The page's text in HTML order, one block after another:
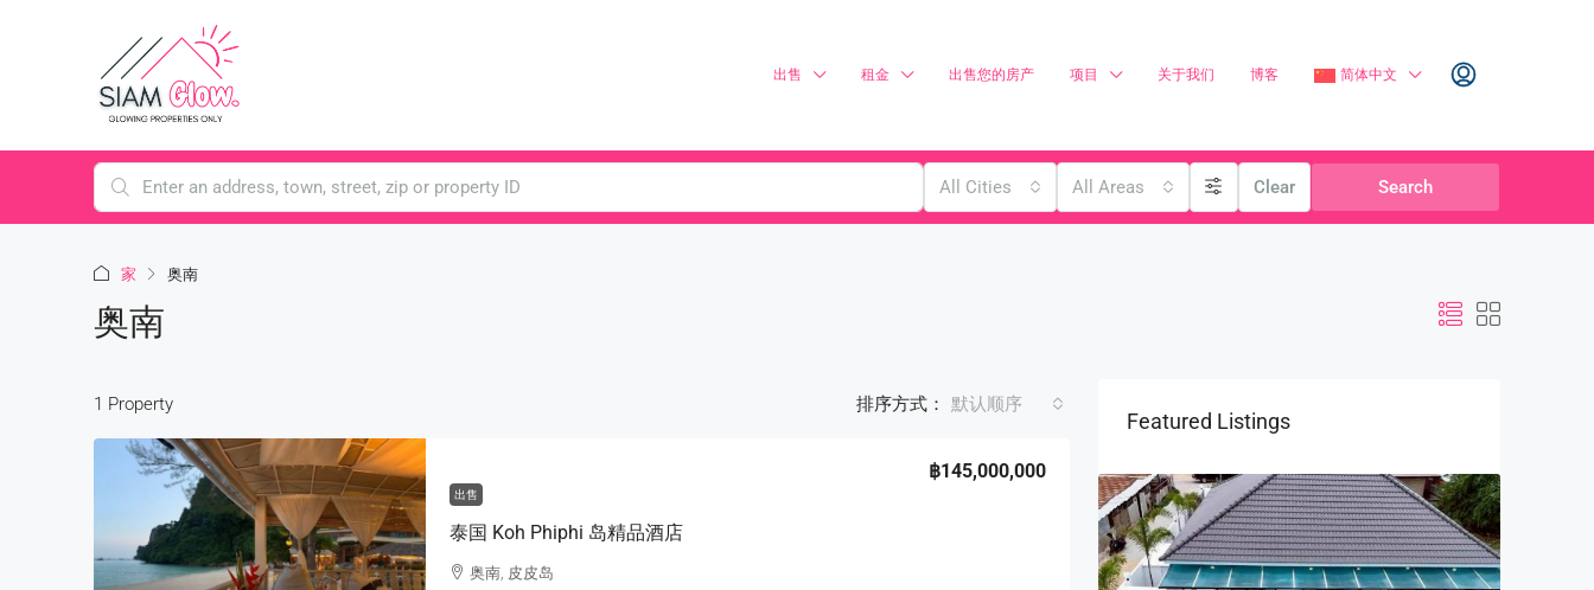
出售 租金 出售您的房产 项目 关于我们 博客 简体中文
All Cities All Areas Clear Search
家 奥南
奥南
1 Property 排序方式： 默认顺序
出售
泰国 Koh Phiphi 岛精品酒店
฿145,000,000
奥南, 皮皮岛
Featured Listings